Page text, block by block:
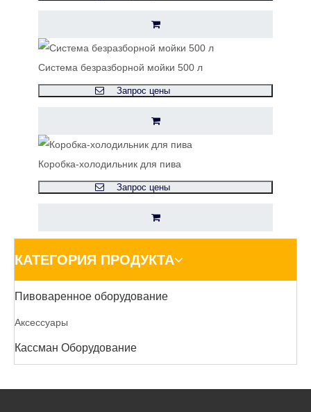
Система безразборной мойки 500 л
Запрос цены
Коробка-холодильник для пива
Запрос цены
КАТЕГОРИЯ ПРОДУКТА
Пивоваренное оборудование
Аксессуары
Кассман Оборудование